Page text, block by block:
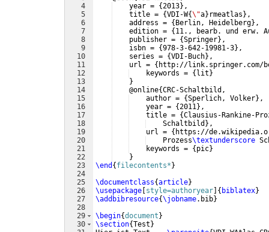
4
5
6
7
8
9
10
11
12
13
14
15
16
17
18
19
20
21
22
23
24
25
26
27
28
29
30
    year =
{2013} ,
    title =
{VDI-W{\"a} rmeatlas } ,
    address =
{ Berlin, Heidelberg} ,
    edition =
{ 11., bearb. und erw.
    publisher =
{Springer} ,
    isbn =
{978-3-642-19981-3} ,
    series =
{VDI-Buch} ,
    url =
{ http://link.springer.com/
    keywords =
{ lit }
}
    @online
{CRC-Schaltbild,
    author =
{Sperlich, Volker} ,
    year =
{2011} ,
    title =
{Clausius-Rankine-
    Schaltbild
} ,
    url =
{ https://
    Prozess
\textunderscore
    keywords =
{ pic}
}
\end { filecontents* }
\documentclass{article}
\usepackage style=authoryear { biblatex}
\addbibresource{\jobname.bib}
\begin{document }
\section{Test }